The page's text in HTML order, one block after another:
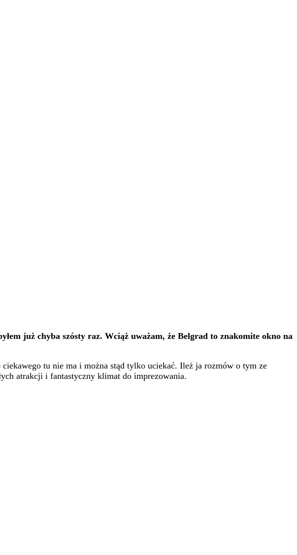
już chyba szósty raz. Wciąż uważam, że Belgrad to znakomite okno na
tu nie ma i można stąd tylko uciekać. Ileż ja rozmów o tym ze
atrakcji i fantastyczny klimat do imprezowania.